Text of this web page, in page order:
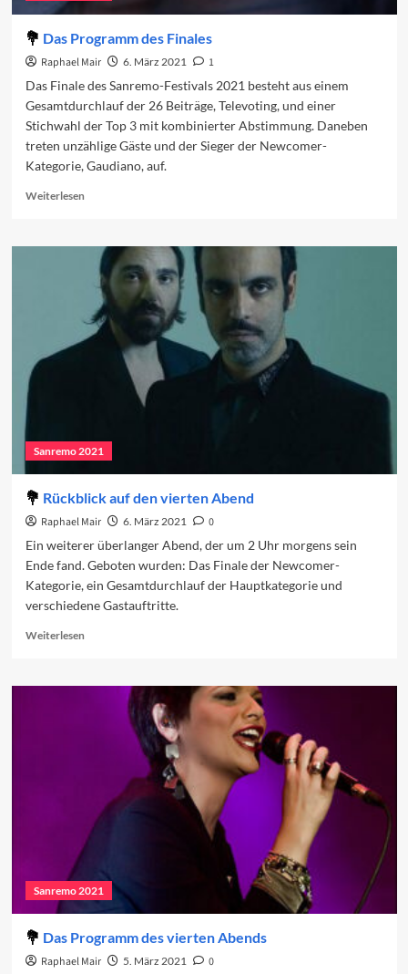
Das Programm des Finales
Raphael Mair 6. März 2021
1
Das Finale des Sanremo-Festivals 2021 besteht aus einem
Gesamtdurchlauf der 26 Beiträge, Televoting, und einer
Stichwahl der Top 3 mit kombinierter Abstimmung. Daneben
treten unzählige Gäste und der Sieger der Newcomer-
Kategorie, Gaudiano, auf.
WeiterlesenRead
Das
Programm
des
Finales
Sanremo 2021
Rückblick auf den vierten Abend
Raphael Mair 6. März 2021
0
Ein weiterer überlanger Abend, der um 2 Uhr morgens sein
Ende fand. Geboten wurden: Das Finale der Newcomer-
Kategorie, ein Gesamtdurchlauf der Hauptkategorie und
verschiedene Gastauftritte.
WeiterlesenRead
Rückblick
Sanremo 2021
Das Programm des vierten Abends
Raphael Mair 5. März 2021
0